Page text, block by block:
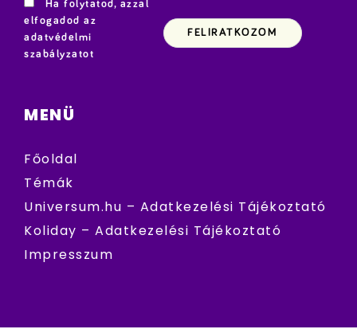
Ha folytatod, azzal
elfogadod az
adatvédelmi
szabályzatot
MENÜ
Főoldal
Témák
Universum.hu – Adatkezelési Tájékoztató
Koliday – Adatkezelési Tájékoztató
Impresszum